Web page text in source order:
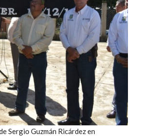
Sergio Guzmán Ricárdez en